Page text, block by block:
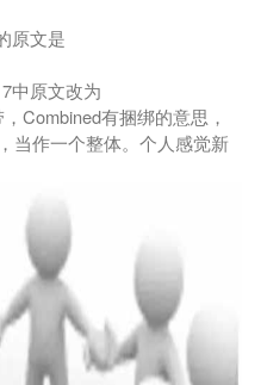
原文是
中原文改为
Combined有捆绑的意思，
当作一个整体。个人感觉新